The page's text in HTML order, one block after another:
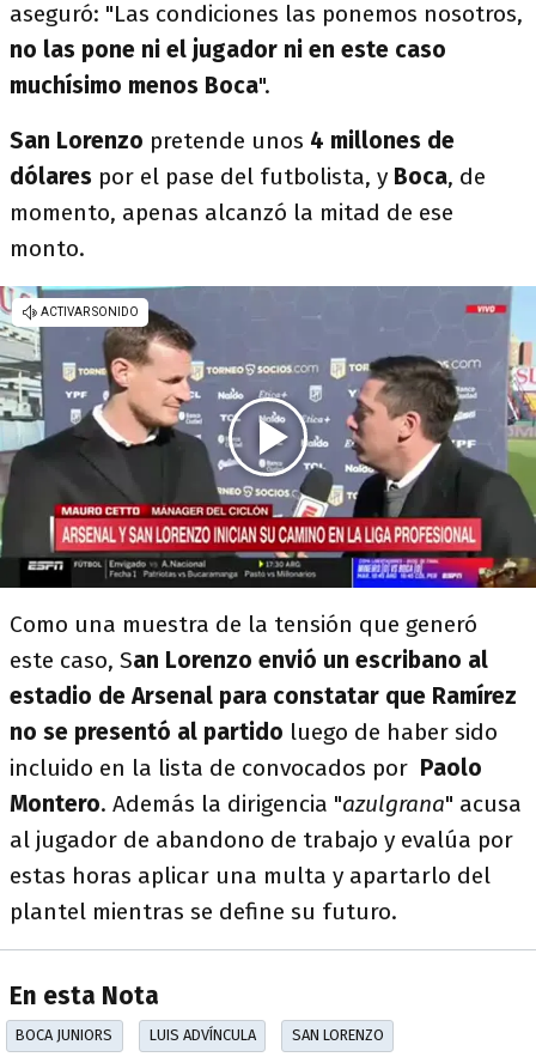
aseguró: "Las condiciones las ponemos nosotros,
no las pone ni el jugador ni en este caso
muchísimo menos Boca".
San Lorenzo pretende unos 4 millones de
dólares por el pase del futbolista, y Boca, de
momento, apenas alcanzó la mitad de ese
monto.
Como una muestra de la tensión que generó
este caso, San Lorenzo envió un escribano al
estadio de Arsenal para constatar que Ramírez
no se presentó al partido luego de haber sido
incluido en la lista de convocados por Paolo
Montero. Además la dirigencia "azulgrana" acusa
al jugador de abandono de trabajo y evalúa por
estas horas aplicar una multa y apartarlo del
plantel mientras se define su futuro.
En esta Nota
BOCA JUNIORS LUIS ADVÍNCULA SAN LORENZO